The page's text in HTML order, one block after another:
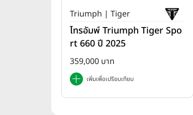
Triumph | Tiger
ไทรอัมพ์ Triumph Tiger Spo
rt 660 ปี 2025
359,000 บาท
เพิ่มเพื่อเปรียบเทียบ